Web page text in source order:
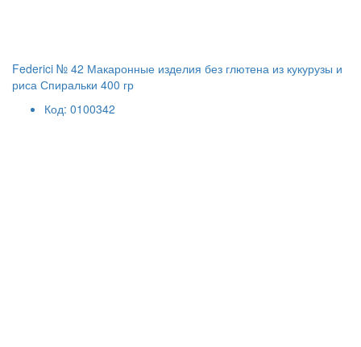
Federici № 42 Макаронные изделия без глютена из кукурузы и
риса Спиральки 400 гр
Код: 0100342